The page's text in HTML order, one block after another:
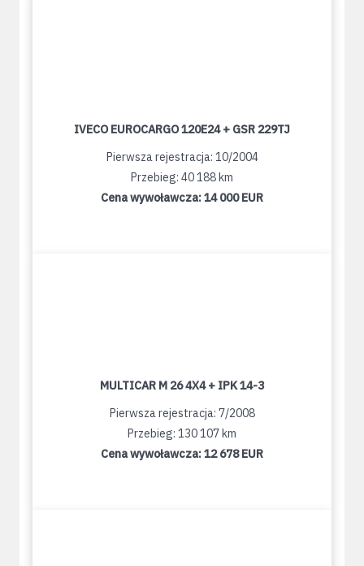
IVECO EUROCARGO 120E24 + GSR 229TJ
Pierwsza rejestracja: 10/2004
Przebieg: 40 188 km
Cena wywoławcza:14 000 EUR
MULTICAR M 26 4X4 + IPK 14-3
Pierwsza rejestracja: 7/2008
Przebieg: 130 107 km
Cena wywoławcza:12 678 EUR